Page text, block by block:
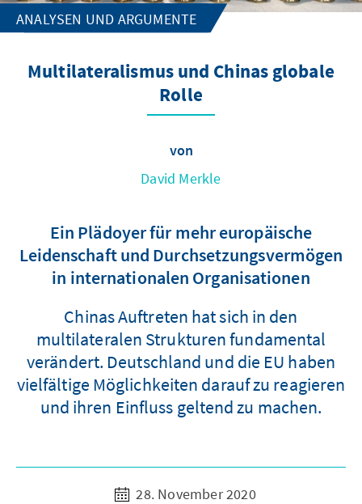
ANALYSEN UND ARGUMENTE
Multilateralismus und Chinas globale
Rolle
von
David Merkle
Ein Plädoyer für mehr europäische
Leidenschaft und Durchsetzungsvermögen
in internationalen Organisationen
Chinas Auftreten hat sich in den
multilateralen Strukturen fundamental
verändert. Deutschland und die EU haben
vielfältige Möglichkeiten darauf zu reagieren
und ihren Einfluss geltend zu machen.
28. November 2020